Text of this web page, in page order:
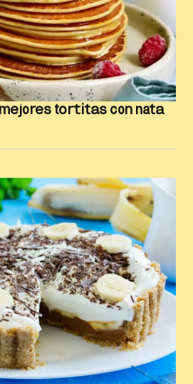
tortitas con nata